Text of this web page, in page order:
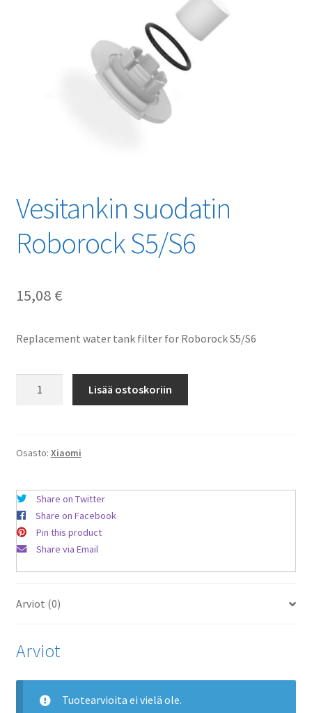
Vesitankin suodatin
Roborock S5/S6
15,08 €
Replacement water tank filter for Roborock S5/S6
määrä
Lisää ostoskoriin
Osasto: Xiaomi
Share on Twitter
Share on Facebook
Pin this product
Share via Email
Arviot (0)
Arviot
Tuotearvioita ei vielä ole.